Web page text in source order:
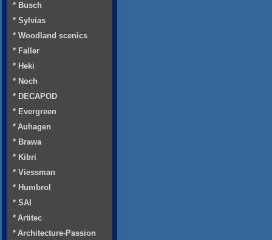
* Busch
* Sylvias
* Woodland scenics
* Faller
* Heki
* Noch
* DECAPOD
* Evergreen
* Auhagen
* Brawa
* Kibri
* Viessman
* Humbrol
* SAI
* Artitec
* Architecture-Passion